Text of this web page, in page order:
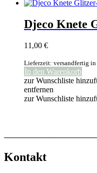
Djeco Knete
11,00 €
Lieferzeit: versandfertig in
In den Warenkorb
zur Wunschliste
entfernen
zur Wunschliste
Kontakt